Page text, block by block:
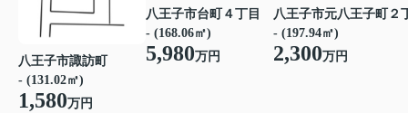
八王子市諏訪町
- (131.02㎡)
1,580万円
八王子市台町４丁目
- (168.06㎡)
5,980万円
八王子市元八王子町２
- (197.94㎡)
2,300万円